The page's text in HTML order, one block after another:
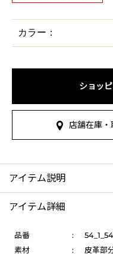
カラー：
ショッ
店舗在庫・
アイテム説明
アイテム詳細
品番 :
素材
:
皮革部